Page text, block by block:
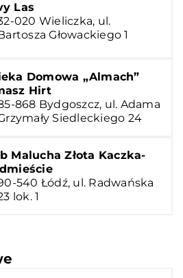
Las
020 Wieliczka, ul.
Głowackiego 1
Domowa „Almach”
Hirt
868 Bydgoszcz, ul. Adama
Siedleckiego 24
Malucha Złota Kaczka-
540 Łódź, ul. Radwańska
lok. 1